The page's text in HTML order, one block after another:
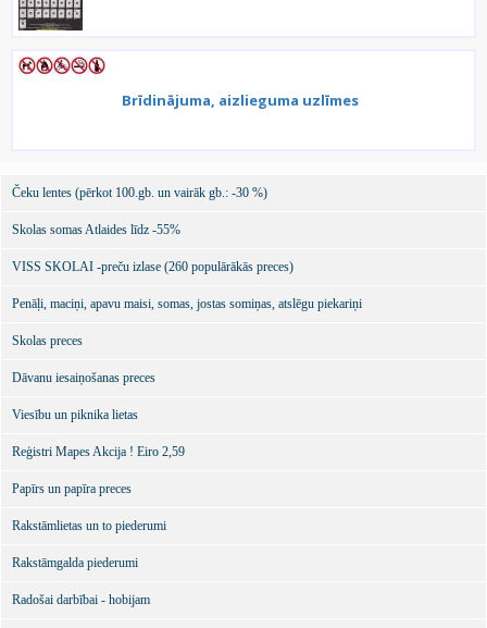
Brīdinājuma, aizlieguma uzlīmes
Čeku lentes (pērkot 100.gb. un vairāk gb.: -30 %)
Skolas somas Atlaides līdz -55%
VISS SKOLAI -preču izlase (260 populārākās preces)
Penāļi, maciņi, apavu maisi, somas, jostas somiņas, atslēgu piekariņi
Skolas preces
Dāvanu iesaiņošanas preces
Viesību un piknika lietas
Reģistri Mapes Akcija ! Eiro 2,59
Papīrs un papīra preces
Rakstāmlietas un to piederumi
Rakstāmgalda piederumi
Radošai darbībai - hobijam